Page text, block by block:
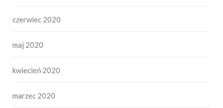
czerwiec 2020
maj 2020
kwiecień 2020
marzec 2020